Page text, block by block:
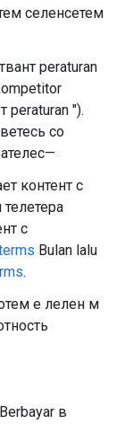
селенсетем
peraturan
peraturan ").
со
контент с
с
Bulan lalu
.
е лелен м
в